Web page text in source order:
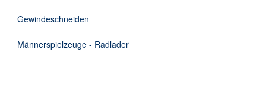
Gewindeschneiden
Männerspielzeuge - Radlader